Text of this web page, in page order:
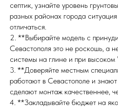
септик, узнайте уровень
разных районах города
отличаться.
2. **Выбирайте модель с
Севастополя это не роскошь, а
системы на глине и при
3. **Доверяйте местным
работают в Севастополе и
сделают монтаж качественнее,
4. **Закладывайте бюджет на